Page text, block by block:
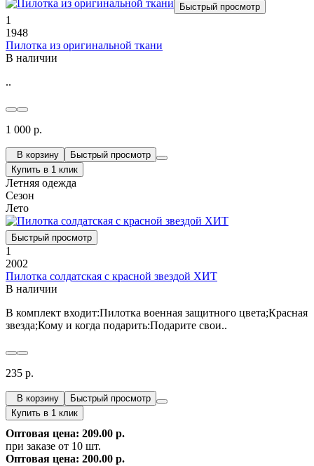
Быстрый просмотр
1
1948
Пилотка из оригинальной ткани
В наличии
..
1 000 р.
В корзину
Быстрый просмотр
Купить в 1 клик
Летняя одежда
Сезон
Лето
Быстрый просмотр
1
2002
Пилотка солдатская с красной звездой ХИТ
В наличии
В комплект входит:Пилотка военная защитного цвета;Красная
звезда;Кому и когда подарить:Подарите свои..
235 р.
В корзину
Быстрый просмотр
Купить в 1 клик
Оптовая цена: 209.00 р.
при заказе от 10 шт.
Оптовая цена: 200.00 р.